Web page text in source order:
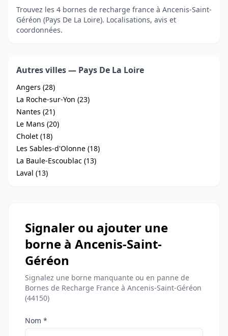
Trouvez les 4 bornes de recharge france à Ancenis-Saint-
Géréon (Pays De La Loire). Localisations, avis et
coordonnées.
Autres villes — Pays De La Loire
Angers (28)
La Roche-sur-Yon (23)
Nantes (21)
Le Mans (20)
Cholet (18)
Les Sables-d'Olonne (18)
La Baule-Escoublac (13)
Laval (13)
Signaler ou ajouter une
borne à Ancenis-Saint-
Géréon
Signalez une borne manquante ou en panne de
Bornes de Recharge France à Ancenis-Saint-Géréon
(44150)
Nom *